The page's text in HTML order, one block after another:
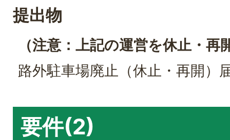
提出物
（注意：上記の運営を休止・
路外駐車場廃止（休止・再開）
要件(2)